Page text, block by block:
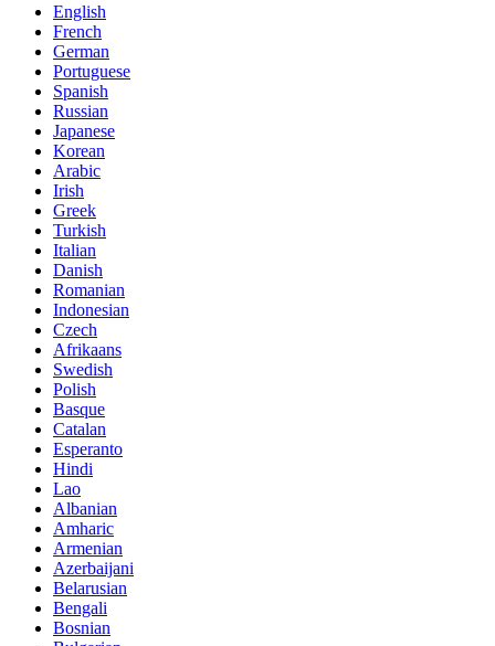
English
French
German
Portuguese
Spanish
Russian
Japanese
Korean
Arabic
Irish
Greek
Turkish
Italian
Danish
Romanian
Indonesian
Czech
Afrikaans
Swedish
Polish
Basque
Catalan
Esperanto
Hindi
Lao
Albanian
Amharic
Armenian
Azerbaijani
Belarusian
Bengali
Bosnian